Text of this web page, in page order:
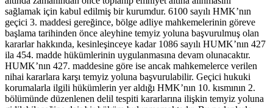
sağlamak için kabul edilmiş bir kurumdur. 6100 sayılı HMK’nın
geçici 3. maddesi gereğince, bölge adliye mahkemelerinin göreve
başlama tarihinden önce aleyhine temyiz yoluna başvurulmuş olan
kararlar hakkında, kesinleşinceye kadar 1086 sayılı HUMK’nın 427
ila 454. madde hükümlerinin uygulanmasına devam olunacaktır.
HUMK’nın 427. maddesine göre ise ancak mahkemelerce verilen
nihai kararlara karşı temyiz yoluna başvurulabilir. Geçici hukuki
korumalarla ilgili hükümlerin yer aldığı HMK’nın 10. kısmının 2.
bölümünde düzenlenen delil tespiti kararlarına ilişkin temyiz yoluna